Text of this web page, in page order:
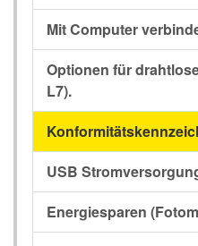
Mit Computer
Optionen für
L7).
USB
Energiesparen